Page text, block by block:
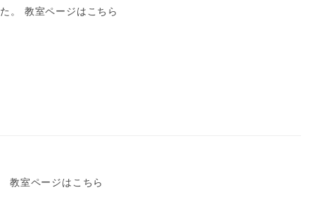
。 教室ページはこちら
教室ページはこちら